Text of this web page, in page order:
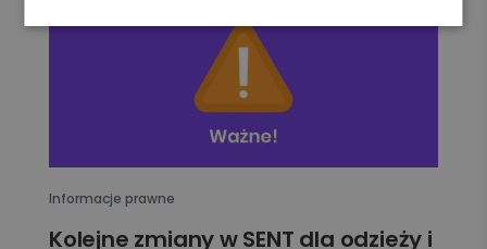
Informacje prawne
Kolejne zmiany w SENT dla odzieży i